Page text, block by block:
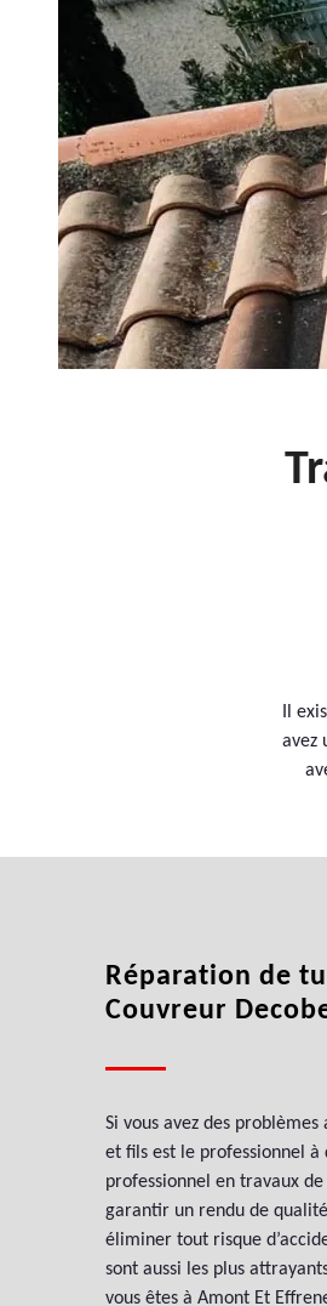
Il
avez
Réparation de
Couvreur
Si vous avez des
et fils est le professionnel à
professionnel en travaux
garantir un rendu de
éliminer tout risque
sont aussi les plus
vous êtes à Amont Et